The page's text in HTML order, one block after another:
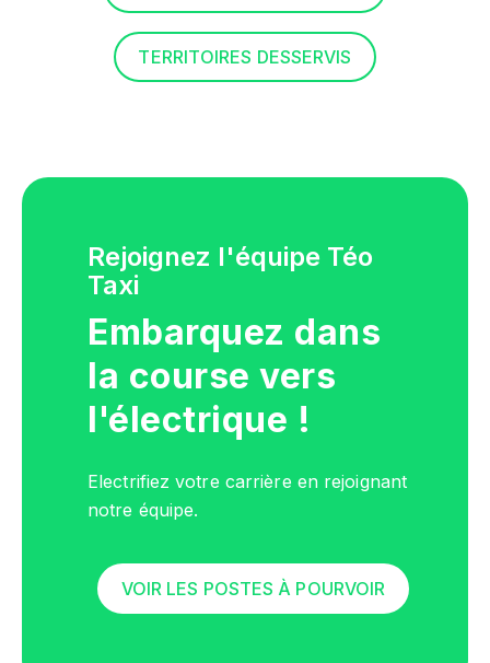
TERRITOIRES DESSERVIS
Rejoignez l'équipe Téo
Taxi
Embarquez dans
la course vers
l'électrique !
Electrifiez votre carrière en rejoignant
notre équipe.
VOIR LES POSTES À POURVOIR